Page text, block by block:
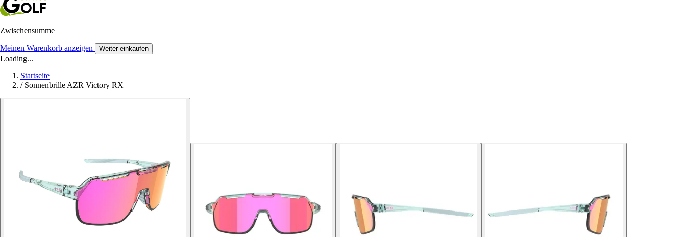
Zwischensumme
Meinen Warenkorb anzeigen Weiter einkaufen
Loading...
Startseite
/ Sonnenbrille AZR Victory RX